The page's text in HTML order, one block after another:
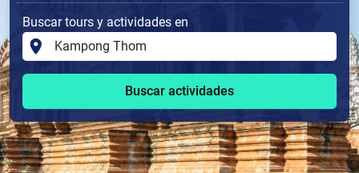
Buscar tours y actividades en
Buscar actividades